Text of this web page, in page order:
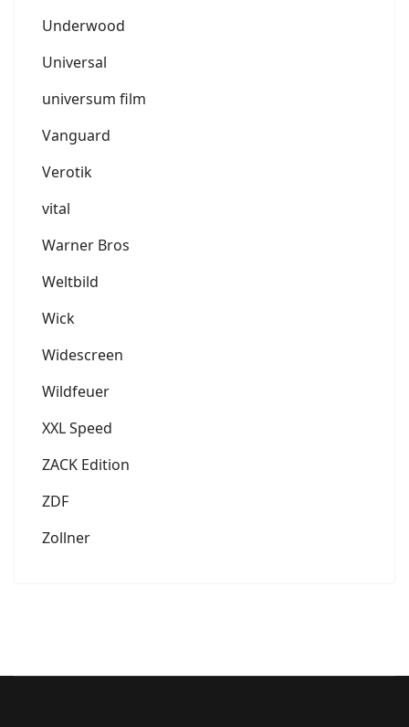
Underwood
Universal
universum film
Vanguard
Verotik
vital
Warner Bros
Weltbild
Wick
Widescreen
Wildfeuer
XXL Speed
ZACK Edition
ZDF
Zollner